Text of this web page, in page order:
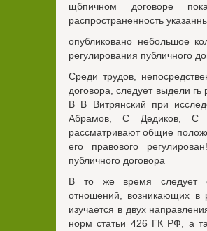
щбпичном договоре
распространенность
опубликовано небольшое
регулирования публичного
Среди трудов,
договора, следует выдели
В В Витрянский при
Абрамов, С Дедиков,
рассматривают общие
его правового
публичного договора
В то же время следует
отношений, возникающих в
изучается в двух
норм статьи 426 ГК РФ, а